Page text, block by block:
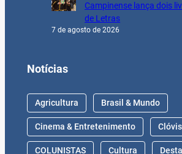
Campinense lança dois
de Letras
7 de agosto de 2026
Notícias
Agricultura Brasil & Mundo
Cinema & Entretenimento
COLUNISTAS Cultura